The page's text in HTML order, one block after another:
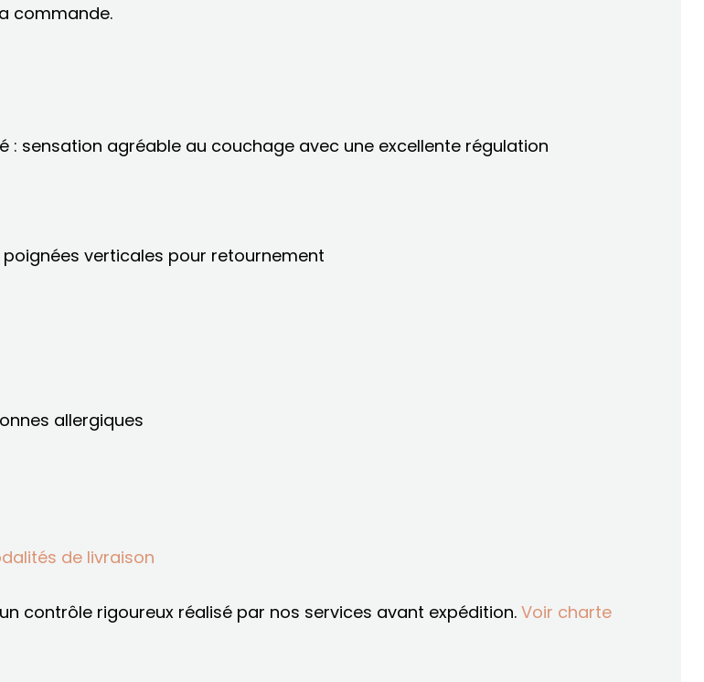
commande.
: sensation agréable au couchage avec une excellente régulation
verticales pour retournement
allergiques
de livraison
contrôle rigoureux réalisé par nos services avant expédition. Voir charte